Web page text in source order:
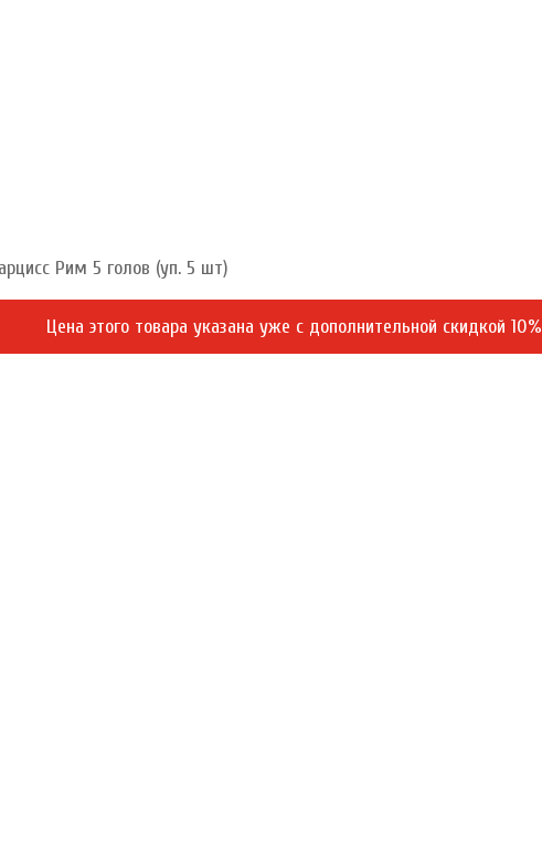
Рим 5 голов (уп. 5 шт)
Цена этого товара указана уже c дополнительной скидкой 10%